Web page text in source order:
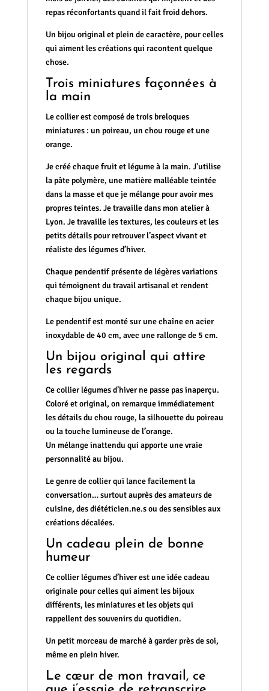
repas réconfortants quand il fait froid dehors.
Un bijou original et plein de caractère, pour celles
qui aiment les créations qui racontent quelque
chose.
Trois miniatures façonnées à
la main
Le collier est composé de trois breloques
miniatures : un poireau, un chou rouge et une
orange.
Je créé chaque fruit et légume à la main. J'utilise
la pâte polymère, une matière malléable teintée
dans la masse et que je mélange pour avoir mes
propres teintes. Je travaille dans mon atelier à
Lyon. Je travaille les textures, les couleurs et les
petits détails pour retrouver l’aspect vivant et
réaliste des légumes d’hiver.
Chaque pendentif présente de légères variations
qui témoignent du travail artisanal et rendent
chaque bijou unique.
Le pendentif est monté sur une chaîne en acier
inoxydable de 40 cm, avec une rallonge de 5 cm.
Un bijou original qui attire
les regards
Ce collier légumes d’hiver ne passe pas inaperçu.
Coloré et original, on remarque immédiatement
les détails du chou rouge, la silhouette du poireau
ou la touche lumineuse de l’orange.
Un mélange inattendu qui apporte une vraie
personnalité au bijou.
Le genre de collier qui lance facilement la
conversation… surtout auprès des amateurs de
cuisine, des diététicien.ne.s ou des sensibles aux
créations décalées.
Un cadeau plein de bonne
humeur
Ce collier légumes d’hiver est une idée cadeau
originale pour celles qui aiment les bijoux
différents, les miniatures et les objets qui
rappellent des souvenirs du quotidien.
Un petit morceau de marché à garder près de soi,
même en plein hiver.
Le cœur de mon travail, ce